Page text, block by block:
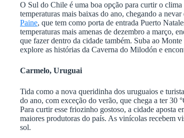
O Sul do Chile é uma boa opção para curtir o
temperaturas mais baixas do ano, chegando a
Paine, que tem como porta de entrada Puerto
temperaturas mais amenas de dezembro a março,
que fazer dentro da cidade também. Suba ao
explore as histórias da Caverna do Milodón e
Carmelo, Uruguai
Tida como a nova queridinha dos uruguaios e
do ano, com exceção do verão, que chega a ter 30
Para curtir esse friozinho gostoso, a cidade aposta
maiores produtoras do país. As vinícolas recebem
sol.